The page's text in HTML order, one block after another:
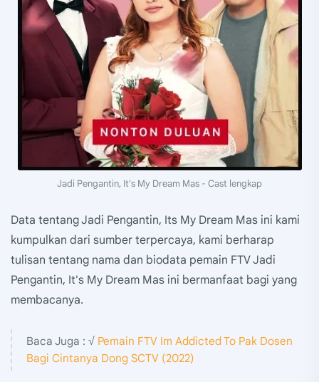
Jadi Pengantin, It's My Dream Mas - Cast lengkap
Data tentang Jadi Pengantin, Its My Dream Mas ini kami
kumpulkan dari sumber terpercaya, kami berharap
tulisan tentang nama dan biodata pemain FTV Jadi
Pengantin, It's My Dream Mas ini bermanfaat bagi yang
membacanya.
Baca Juga : √ Pemain FTV Im Addicted To Pak Dosen
Bagi Cintanya Dong SCTV (2022)